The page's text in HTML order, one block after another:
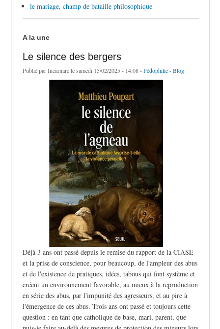
le mariage, champ de bataille philosophique
A la une
Le silence des bergers
Publié parIncarnarele samedi 15/02/2025 - 14:08 -Pédophilie-Blog
Déjà 3 ans ont passé depuis le remise du rapport de la CIASE
et la prise de conscience, pour beaucoup, de l'ampleur des abus
et de l'existence de pratiques, idées, tabous qui font système et
créent un environnement favorable, au mieux à la reproduction
en série des abus, par l'impunité des agresseurs, et au pire à
l'émergence de ces abus. Trois ans ont passé et toujours cette
question : en tant que catholique de base, mari, parent, que